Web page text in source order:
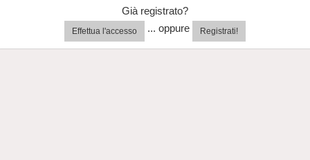
Già registrato?
Effettua l'accesso ... oppure Registrati!